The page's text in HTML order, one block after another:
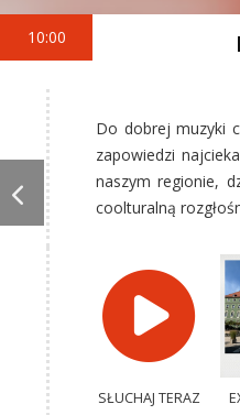
10:00
Do dobrej muzyki
zapowiedzi
naszym regionie,
coolturalną
SŁUCHAJ TERAZ